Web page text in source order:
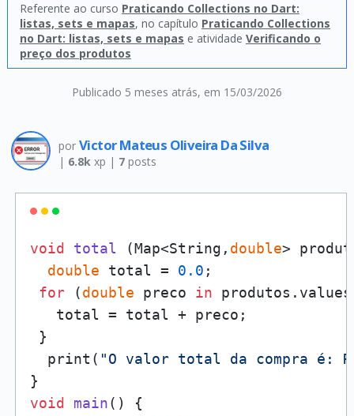
Publicado 5 meses atrás, em 15/03/2026
Referente ao curso Praticando Collections no Dart:
listas, sets e mapas, no capítulo Praticando Collections
no Dart: listas, sets e mapas e atividade Verificando o
preço dos produtos
por Victor Mateus Oliveira Da Silva
| 6.8kxp | 7posts
void total (Map<String, double>
double total = 0.0 ;
for (double preco in
   total = total + preco;
}
  print(
"O valor total da compra é:
void
main()
{